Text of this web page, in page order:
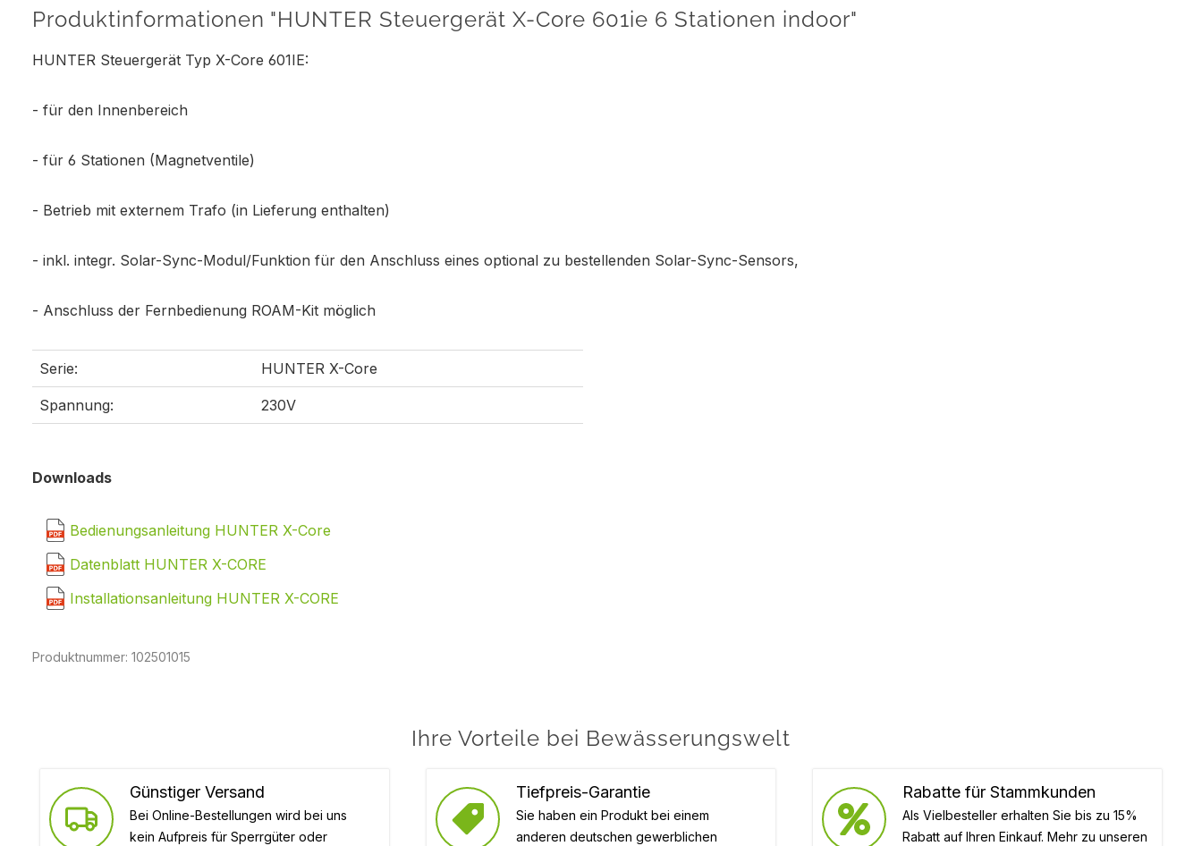
Produktinformationen "HUNTER Steuergerät X-Core 601ie 6 Stationen indoor"
HUNTER Steuergerät Typ X-Core 601IE:
- für den Innenbereich
- für 6 Stationen (Magnetventile)
- Betrieb mit externem Trafo (in Lieferung enthalten)
- inkl. integr. Solar-Sync-Modul/Funktion für den Anschluss eines optional zu bestellenden Solar-Sync-Sensors,
- Anschluss der Fernbedienung ROAM-Kit möglich
Serie: HUNTER X-Core
Spannung: 230V
Downloads
Bedienungsanleitung HUNTER X-Core
Datenblatt HUNTER X-CORE
Installationsanleitung HUNTER X-CORE
Produktnummer: 102501015
Ihre Vorteile bei Bewässerungswelt
Günstiger Versand
Bei Online-Bestellungen wird bei uns
kein Aufpreis für Sperrgüter oder
Tiefpreis-Garantie
Sie haben ein Produkt bei einem
anderen deutschen gewerblichen
Rabatte für Stammkunden
Als Vielbesteller erhalten Sie bis zu 15%
Rabatt auf Ihren Einkauf. Mehr zu unseren